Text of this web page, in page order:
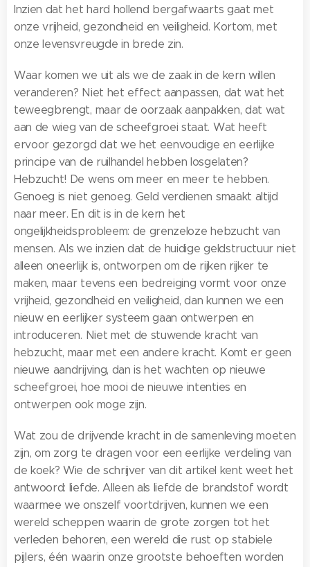
Inzien dat het hard hollend bergafwaarts gaat met
onze vrijheid, gezondheid en veiligheid. Kortom, met
onze levensvreugde in brede zin.
Waar komen we uit als we de zaak in de kern willen
veranderen? Niet het effect aanpassen, dat wat het
teweegbrengt, maar de oorzaak aanpakken, dat wat
aan de wieg van de scheefgroei staat. Wat heeft
ervoor gezorgd dat we het eenvoudige en eerlijke
principe van de ruilhandel hebben losgelaten?
Hebzucht! De wens om meer en meer te hebben.
Genoeg is niet genoeg. Geld verdienen smaakt altijd
naar meer. En dit is in de kern het
ongelijkheidsprobleem: de grenzeloze hebzucht van
mensen. Als we inzien dat de huidige geldstructuur niet
alleen oneerlijk is, ontworpen om de rijken rijker te
maken, maar tevens een bedreiging vormt voor onze
vrijheid, gezondheid en veiligheid, dan kunnen we een
nieuw en eerlijker systeem gaan ontwerpen en
introduceren. Niet met de stuwende kracht van
hebzucht, maar met een andere kracht. Komt er geen
nieuwe aandrijving, dan is het wachten op nieuwe
scheefgroei, hoe mooi de nieuwe intenties en
ontwerpen ook moge zijn.
Wat zou de drijvende kracht in de samenleving moeten
zijn, om zorg te dragen voor een eerlijke verdeling van
de koek? Wie de schrijver van dit artikel kent weet het
antwoord: liefde. Alleen als liefde de brandstof wordt
waarmee we onszelf voortdrijven, kunnen we een
wereld scheppen waarin de grote zorgen tot het
verleden behoren, een wereld die rust op stabiele
pijlers, één waarin onze grootste behoeften worden